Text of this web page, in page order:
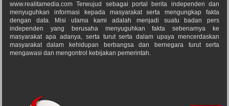
www.realitamedia.com Terwujud sebagai portal berita independen dan
menyuguhkan informasi kepada masyarakat serta mengungkap fakta
dengan data. Misi utama kami adalah menjadi suatu badan pers
independen yang berusaha menyuguhkan fakta sebenarnya ke
masyarakat apa adanya, serta turut serta dalam upaya mencerdaskan
masyarakat dalam kehidupan berbangsa dan bernegara turut serta
mengawasi dan mengontrol kebijakan pemerintah.